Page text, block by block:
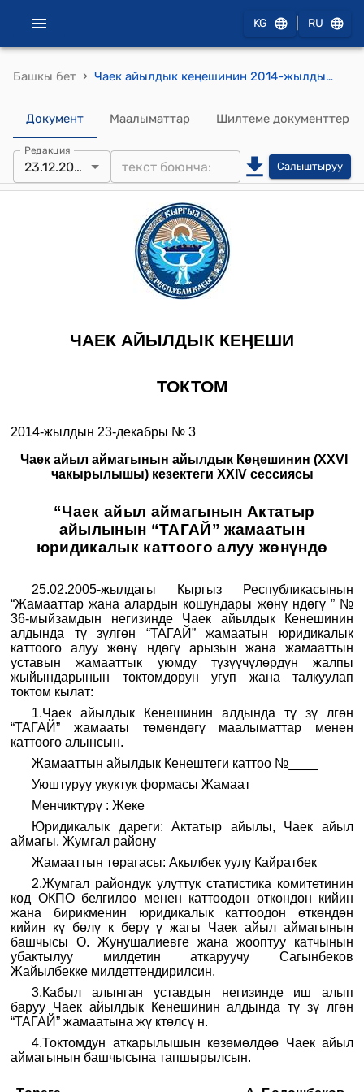
KG RU
Башкы бет › Чаек айылдык кеңешинин 2014-жылдын 23-декабрындагы № 3 " “Чаек айыл аймагынын Актатыр айылынын “ТАГАЙ” жамаатын юридикалык каттоого алуу жөнүндө" токтому
Документ Маалыматтар Шилтеме документтер
Редакция
23.12.2014 Салыштыруу